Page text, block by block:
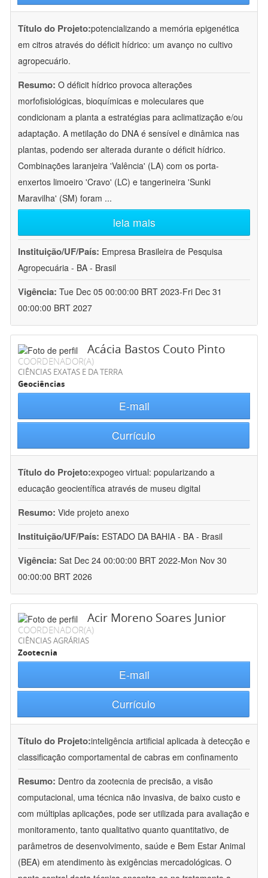
Título do Projeto:potencializando a memória epigenética
em citros através do déficit hídrico: um avanço no cultivo
agropecuário.
Resumo: O déficit hídrico provoca alterações
morfofisiológicas, bioquímicas e moleculares que
condicionam a planta a estratégias para aclimatização e/ou
adaptação. A metilação do DNA é sensível e dinâmica nas
plantas, podendo ser alterada durante o déficit hídrico.
Combinações laranjeira 'Valência' (LA) com os porta-
enxertos limoeiro 'Cravo' (LC) e tangerineira 'Sunki
Maravilha' (SM) foram ...
leia mais
Instituição/UF/País: Empresa Brasileira de Pesquisa
Agropecuária - BA - Brasil
Vigência: Tue Dec 05 00:00:00 BRT 2023-Fri Dec 31
00:00:00 BRT 2027
Acácia Bastos Couto Pinto
COORDENADOR(A)
CIÊNCIAS EXATAS E DA TERRA
Geociências
E-mail
Currículo
Título do Projeto:expogeo virtual: popularizando a
educação geocientífica através de museu digital
Resumo: Vide projeto anexo
Instituição/UF/País: ESTADO DA BAHIA - BA - Brasil
Vigência: Sat Dec 24 00:00:00 BRT 2022-Mon Nov 30
00:00:00 BRT 2026
Acir Moreno Soares Junior
COORDENADOR(A)
CIÊNCIAS AGRÁRIAS
Zootecnia
E-mail
Currículo
Título do Projeto:inteligência artificial aplicada à detecção e
classificação comportamental de cabras em confinamento
Resumo: Dentro da zootecnia de precisão, a visão
computacional, uma técnica não invasiva, de baixo custo e
com múltiplas aplicações, pode ser utilizada para avaliação e
monitoramento, tanto qualitativo quanto quantitativo, de
parâmetros de desenvolvimento, saúde e Bem Estar Animal
(BEA) em atendimento às exigências mercadológicas. O